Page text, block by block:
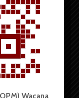
WACANA.
Wacana